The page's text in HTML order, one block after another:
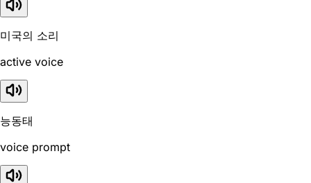
미국의 소리
active voice
능동태
voice prompt